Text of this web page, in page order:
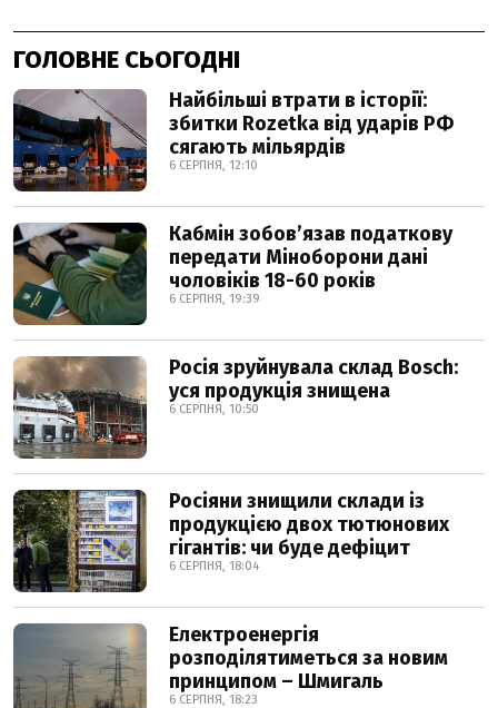
ГОЛОВНЕ СЬОГОДНІ
Найбільші втрати в історії:
збитки Rozetka від ударів РФ
сягають мільярдів
6 СЕРПНЯ, 12:10
Кабмін зобовʼязав податкову
передати Міноборони дані
чоловіків 18-60 років
6 СЕРПНЯ, 19:39
Росія зруйнувала склад Bosch:
уся продукція знищена
6 СЕРПНЯ, 10:50
Росіяни знищили склади із
продукцією двох тютюнових
гігантів: чи буде дефіцит
6 СЕРПНЯ, 18:04
Електроенергія
розподілятиметься за новим
принципом – Шмигаль
6 СЕРПНЯ, 18:23